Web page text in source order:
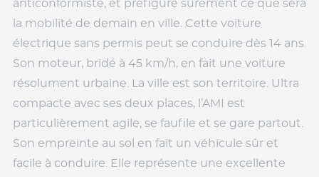
anticonformiste, et préfigure sûrement ce que sera
la mobilité de demain en ville. Cette voiture
électrique sans permis peut se conduire dès 14 ans.
Son moteur, bridé à 45 km/h, en fait une voiture
résolument urbaine. La ville est son territoire. Ultra
compacte avec ses deux places, l’AMI est
particulièrement agile, se faufile et se gare partout.
Son empreinte au sol en fait un véhicule sûr et
facile à conduire. Elle représente une excellente